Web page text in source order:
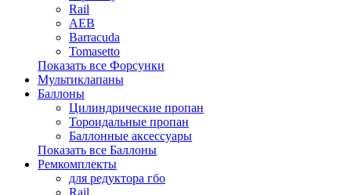
Rail
AEB
Barracuda
Tomasetto
Показать все Форсунки
Мультиклапаны
Баллоны
Цилиндрические пропан
Тороидальные пропан
Баллонные аксессуары
Показать все Баллоны
Ремкомплекты
для редуктора гбо
Rail